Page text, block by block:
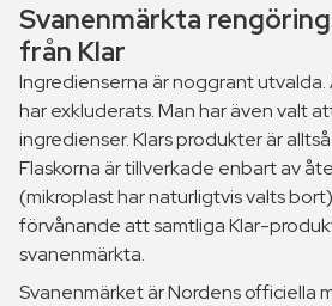
Svanenmärkta
från Klar
Ingredienserna är noggrant
har exkluderats. Man har även valt
ingredienser. Klars produkter är
Flaskorna är tillverkade enbart av
(mikroplast har naturligtvis valts
förvånande att samtliga Klar-
svanenmärkta.
Svanenmärket är Nordens officiella